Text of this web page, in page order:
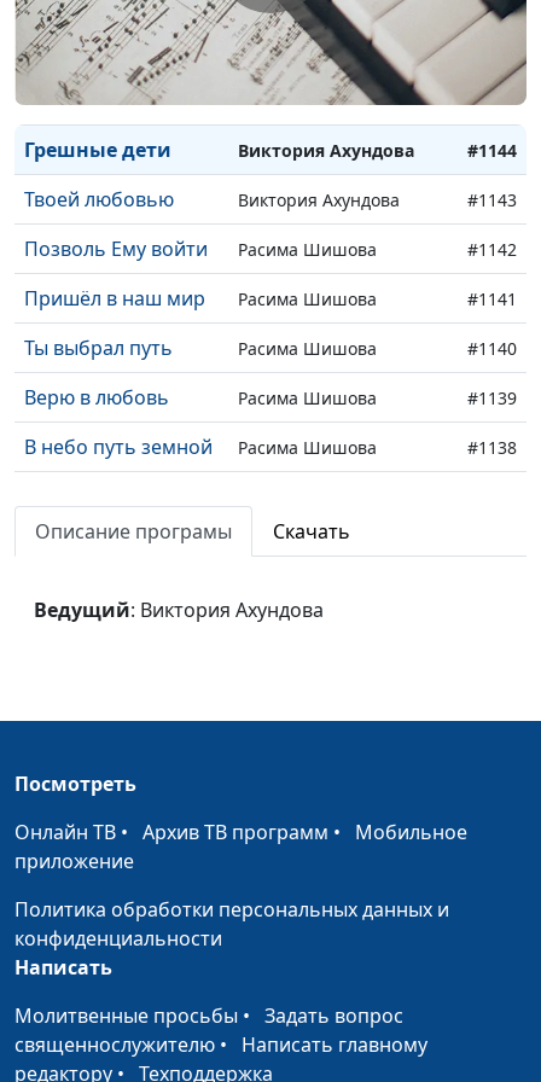
Жертва Виктория Ахундова
Поверь, Россия Виктория Ахундова #1145
Грешные дети Виктория Ахундова #1144
Твоей любовью Виктория Ахундова #1143
Позволь Ему войти Расима Шишова #1142
Пришёл в наш мир Расима Шишова #1141
Ты выбрал путь Расима Шишова #1140
Верю в любовь Расима Шишова #1139
В небо путь земной Расима Шишова #1138
Христос
Смотрю наверх Расима Шишова
кровом
Ты, Господь, -
Cвятой Источник
Расима Шишова
Небесный венок Расима Шишова
Библия
Ты только верь Расима Шишова
Манна Расима Шишова
Описание програмы Скачать
Ведущий: Виктория Ахундова
Посмотреть
Онлайн ТВ • Архив ТВ программ • Мобильное
приложение
Политика обработки персональных данных и
конфиденциальности
Написать
Молитвенные просьбы • Задать вопрос
священнослужителю • Написать главному
редактору • Техподдержка